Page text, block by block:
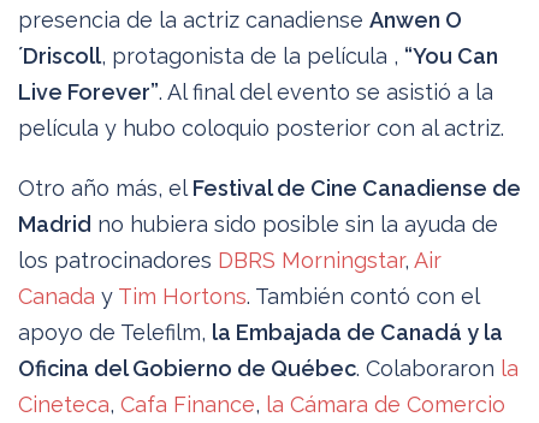
presencia de la actriz canadiense Anwen O
´Driscoll, protagonista de la película , “You Can
Live Forever”. Al final del evento se asistió a la
película y hubo coloquio posterior con al actriz.
Otro año más, el Festival de Cine Canadiense de
Madrid no hubiera sido posible sin la ayuda de
los patrocinadores DBRS Morningstar, Air
Canada y Tim Hortons. También contó con el
apoyo de Telefilm, la Embajada de Canadá y la
Oficina del Gobierno de Québec. Colaboraron la
Cineteca, Cafa Finance, la Cámara de Comercio